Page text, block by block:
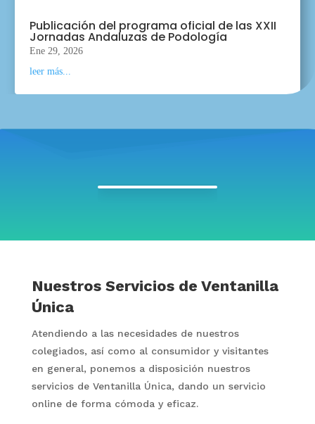
Publicación del programa oficial de las XXII
Jornadas Andaluzas de Podología
Ene 29, 2026
leer más...
Nuestros Servicios de Ventanilla
Única
Atendiendo a las necesidades de nuestros
colegiados, así como al consumidor y visitantes
en general, ponemos a disposición nuestros
servicios de Ventanilla Única, dando un servicio
online de forma cómoda y eficaz.